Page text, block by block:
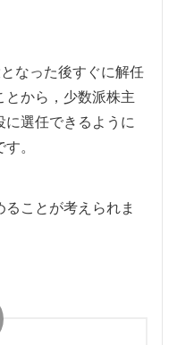
なった後すぐに解任
とから，少数派株主
に選任できるように
。
ことが考えられま